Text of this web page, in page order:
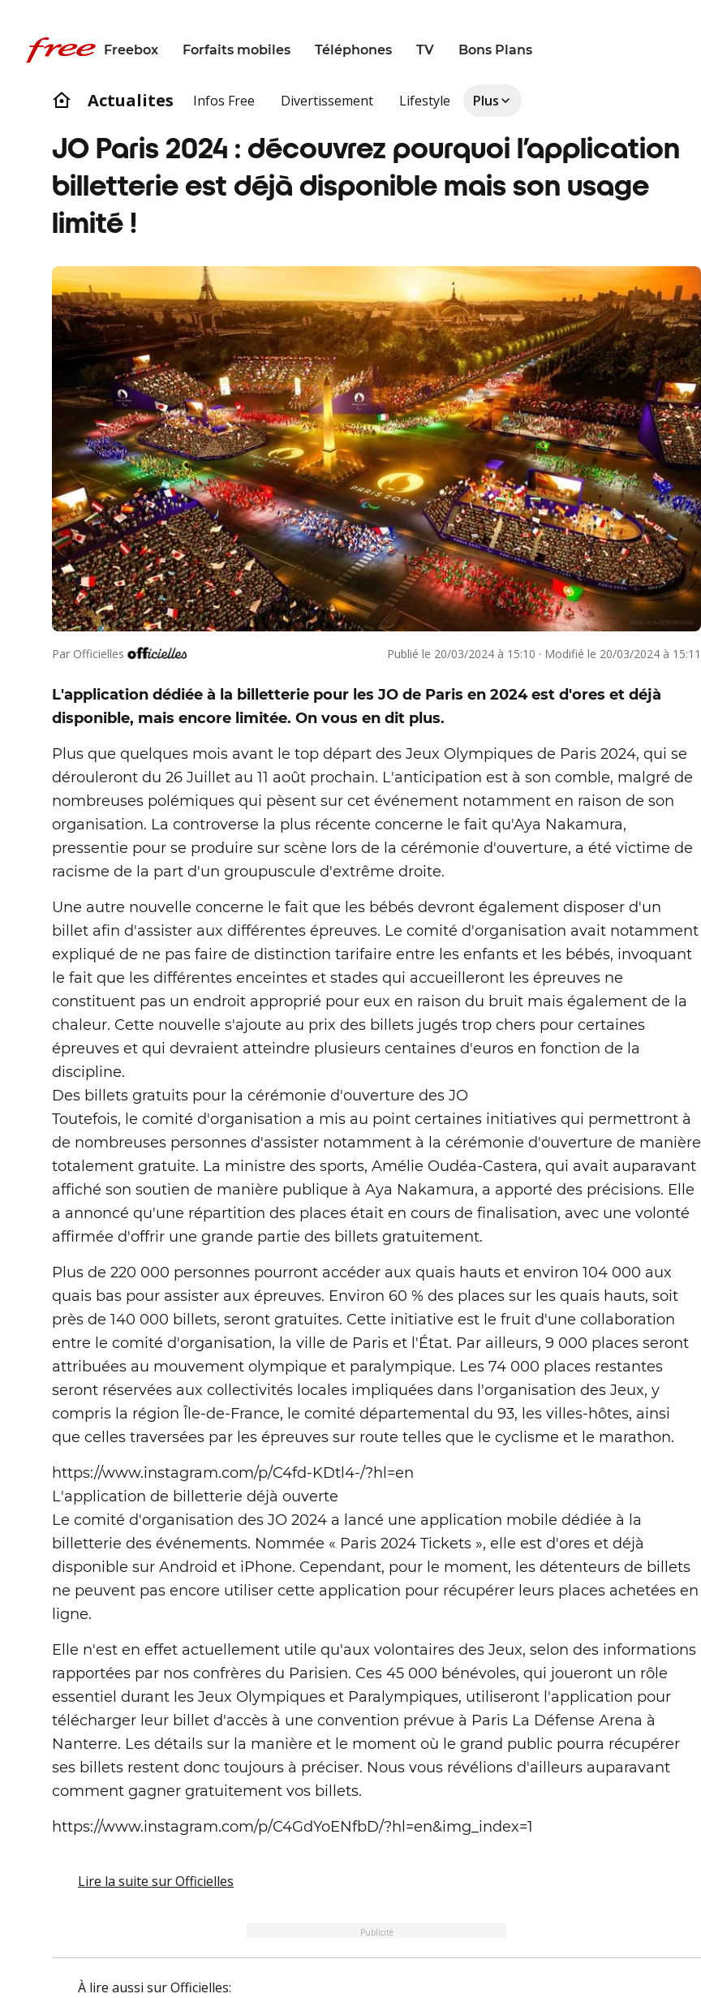
Freebox Forfaits mobiles Téléphones TV Bons Plans
Actualites Infos Free Divertissement Lifestyle Plus
JO Paris 2024 : découvrez pourquoi l’application
billetterie est déjà disponible mais son usage
limité !
Par Officielles Publié le 20/03/2024 à 15:10 · Modifié le 20/03/2024 à 15:11
L'application dédiée à la billetterie pour les JO de Paris en 2024 est d'ores et déjà
disponible, mais encore limitée. On vous en dit plus.
Plus que quelques mois avant le top départ des Jeux Olympiques de Paris 2024, qui se
dérouleront du 26 Juillet au 11 août prochain. L'anticipation est à son comble, malgré de
nombreuses polémiques qui pèsent sur cet événement notamment en raison de son
organisation. La controverse la plus récente concerne le fait qu'Aya Nakamura,
pressentie pour se produire sur scène lors de la cérémonie d'ouverture, a été victime de
racisme de la part d'un groupuscule d'extrême droite.
Une autre nouvelle concerne le fait que les bébés devront également disposer d'un
billet afin d'assister aux différentes épreuves. Le comité d'organisation avait notamment
expliqué de ne pas faire de distinction tarifaire entre les enfants et les bébés, invoquant
le fait que les différentes enceintes et stades qui accueilleront les épreuves ne
constituent pas un endroit approprié pour eux en raison du bruit mais également de la
chaleur. Cette nouvelle s'ajoute au prix des billets jugés trop chers pour certaines
épreuves et qui devraient atteindre plusieurs centaines d'euros en fonction de la
discipline.
Des billets gratuits pour la cérémonie d'ouverture des JO
Toutefois, le comité d'organisation a mis au point certaines initiatives qui permettront à
de nombreuses personnes d'assister notamment à la cérémonie d'ouverture de manière
totalement gratuite. La ministre des sports, Amélie Oudéa-Castera, qui avait auparavant
affiché son soutien de manière publique à Aya Nakamura, a apporté des précisions. Elle
a annoncé qu'une répartition des places était en cours de finalisation, avec une volonté
affirmée d'offrir une grande partie des billets gratuitement.
Plus de 220 000 personnes pourront accéder aux quais hauts et environ 104 000 aux
quais bas pour assister aux épreuves. Environ 60 % des places sur les quais hauts, soit
près de 140 000 billets, seront gratuites. Cette initiative est le fruit d'une collaboration
entre le comité d'organisation, la ville de Paris et l'État. Par ailleurs, 9 000 places seront
attribuées au mouvement olympique et paralympique. Les 74 000 places restantes
seront réservées aux collectivités locales impliquées dans l'organisation des Jeux, y
compris la région Île-de-France, le comité départemental du 93, les villes-hôtes, ainsi
que celles traversées par les épreuves sur route telles que le cyclisme et le marathon.
https://www.instagram.com/p/C4fd-KDtl4-/?hl=en
L'application de billetterie déjà ouverte
Le comité d'organisation des JO 2024 a lancé une application mobile dédiée à la
billetterie des événements. Nommée « Paris 2024 Tickets », elle est d'ores et déjà
disponible sur Android et iPhone. Cependant, pour le moment, les détenteurs de billets
ne peuvent pas encore utiliser cette application pour récupérer leurs places achetées en
ligne.
Elle n'est en effet actuellement utile qu'aux volontaires des Jeux, selon des informations
rapportées par nos confrères du Parisien. Ces 45 000 bénévoles, qui joueront un rôle
essentiel durant les Jeux Olympiques et Paralympiques, utiliseront l'application pour
télécharger leur billet d'accès à une convention prévue à Paris La Défense Arena à
Nanterre. Les détails sur la manière et le moment où le grand public pourra récupérer
ses billets restent donc toujours à préciser. Nous vous révélions d'ailleurs auparavant
comment gagner gratuitement vos billets.
https://www.instagram.com/p/C4GdYoENfbD/?hl=en&img_index=1
Lire la suite sur Officielles
Publicité
À lire aussi sur Officielles: